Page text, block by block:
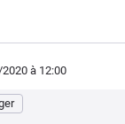
à 12:00